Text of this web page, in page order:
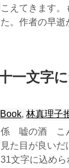
えてきます
。作者の早逝
一文字
Book,林真理子
係 嘘の酒 こ
た目が良い
文字に込め